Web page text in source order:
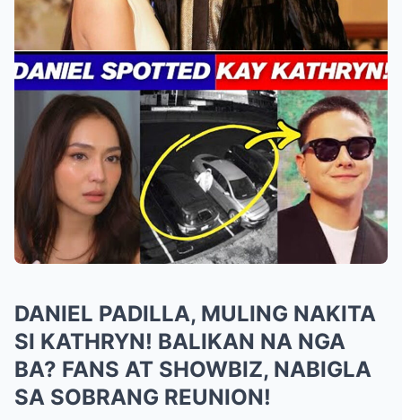
DANIEL PADILLA, MULING NAKITA
SI KATHRYN! BALIKAN NA NGA
BA? FANS AT SHOWBIZ, NABIGLA
SA SOBRANG REUNION!